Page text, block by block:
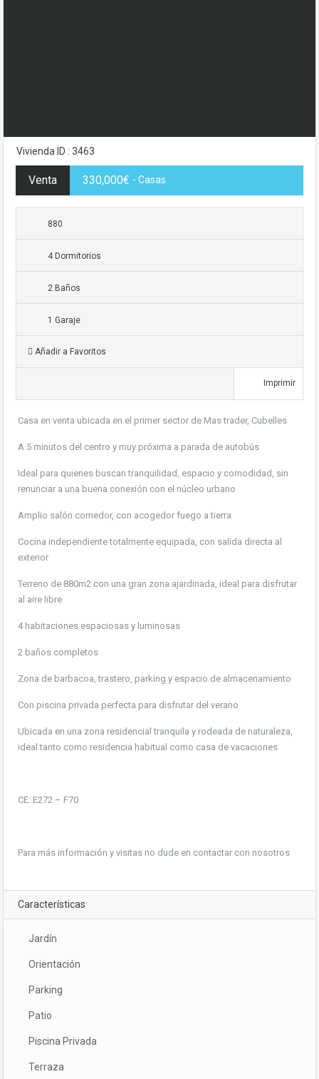
Vivienda ID : 3463
Venta 330,000€ - Casas
880
4 Dormitorios
2 Baños
1 Garaje
Añadir a Favoritos
Imprimir
Casa en venta ubicada en el primer sector de Mas trader, Cubelles
A 5 minutos del centro y muy próxima a parada de autobús
Ideal para quienes buscan tranquilidad, espacio y comodidad, sin
renunciar a una buena conexión con el núcleo urbano
Amplio salón comedor, con acogedor fuego a tierra
Cocina independiente totalmente equipada, con salida directa al
exterior
Terreno de 880m2 con una gran zona ajardinada, ideal para disfrutar
al aire libre
4 habitaciones espaciosas y luminosas
2 baños completos
Zona de barbacoa, trastero, parking y espacio de almacenamiento
Con piscina privada perfecta para disfrutar del verano
Ubicada en una zona residencial tranquila y rodeada de naturaleza,
ideal tanto como residencia habitual como casa de vacaciones
CE: E272 – F70
Para más información y visitas no dude en contactar con nosotros
Características
Jardín
Orientación
Parking
Patio
Piscina Privada
Terraza